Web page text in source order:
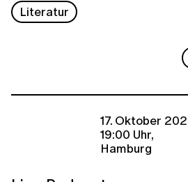
Literatur
17. Oktober
19:00 Uhr,
Hamburg